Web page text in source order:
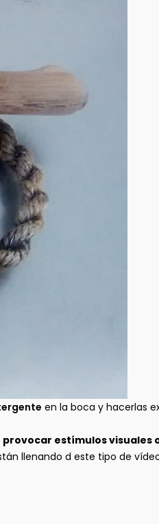
en la boca y hacerlas
provocar estímulos visuales
llenando d este tipo de